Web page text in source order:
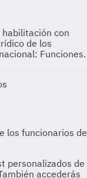
con
de los
Funciones.